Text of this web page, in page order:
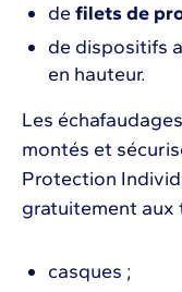
de filets de
de dispositifs
en hauteur.
Les
montés et
Protection
gratuitement aux
casques ;